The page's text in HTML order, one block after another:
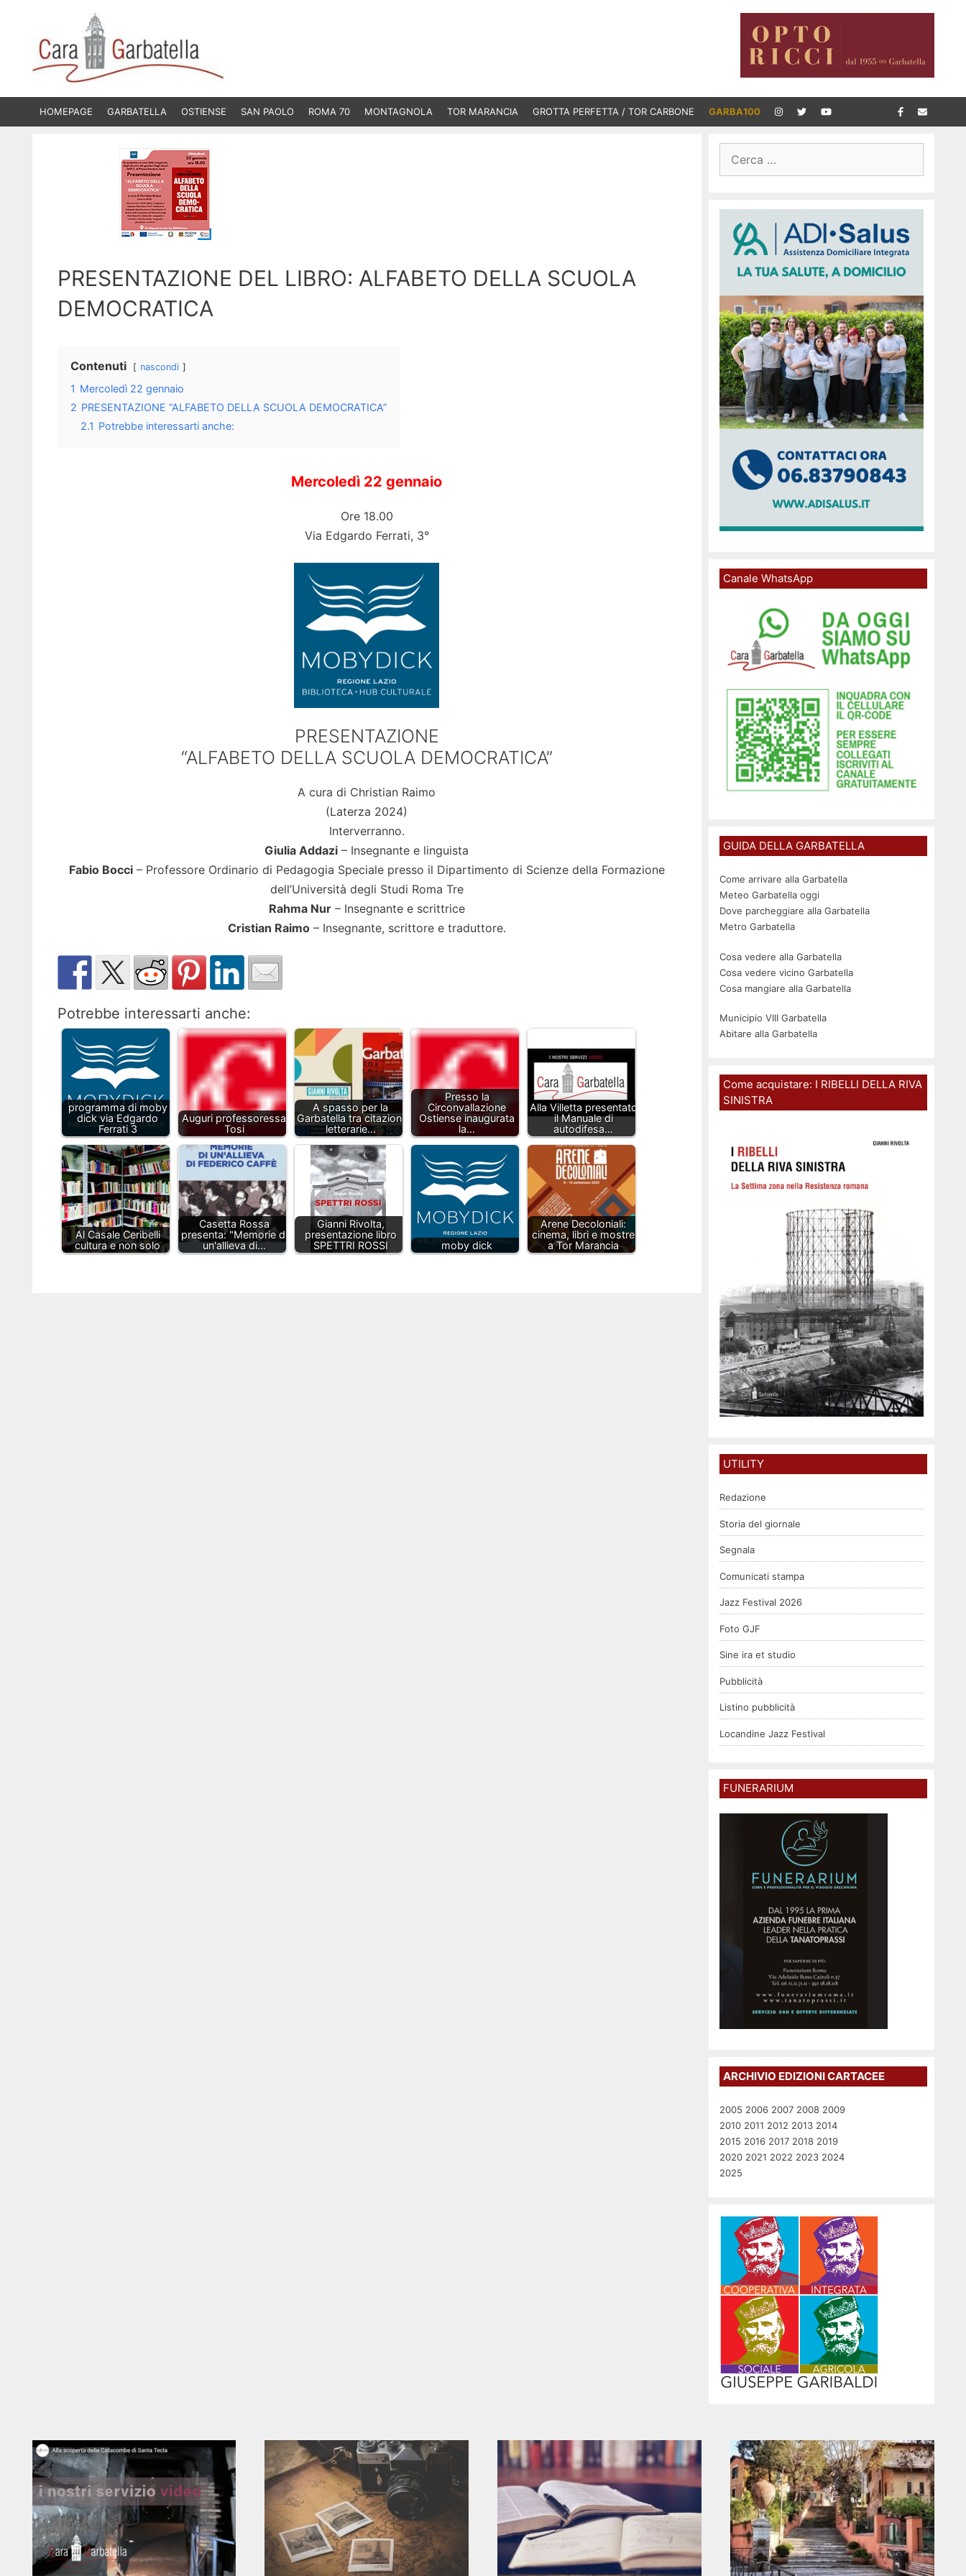
contenuto
HOMEPAGE GARBATELLA OSTIENSE SAN PAOLO ROMA 70 MONTAGNOLA TOR MARANCIA GROTTA PERFETTA / TOR CARBONE GARBA100
PRESENTAZIONE DEL LIBRO: ALFABETO DELLA SCUOLA
DEMOCRATICA
Contenuti nascondi
1 Mercoledì 22 gennaio
2 PRESENTAZIONE “ALFABETO DELLA SCUOLA DEMOCRATICA”
2.1 Potrebbe interessarti anche:
Mercoledì 22 gennaio
Ore 18.00
Via Edgardo Ferrati, 3°
PRESENTAZIONE
“ALFABETO DELLA SCUOLA DEMOCRATICA”
A cura di Christian Raimo
(Laterza 2024)
Interverranno.
Giulia Addazi – Insegnante e linguista
Fabio Bocci– Professore Ordinario di Pedagogia Speciale presso il Dipartimento di Scienze della Formazione
dell’Università degli Studi Roma Tre
Rahma Nur– Insegnante e scrittrice
Cristian Raimo– Insegnante, scrittore e traduttore.
Potrebbe interessarti anche:
programma di moby
dick via Edgardo
Ferrati 3
Auguri professoressa
Tosi
A spasso per la
Garbatella tra citazioni
letterarie…
Presso la
Circonvallazione
Ostiense inaugurata
la…
Alla Villetta presentato
il Manuale di
autodifesa…
Al Casale Ceribelli
cultura e non solo
Casetta Rossa
presenta: "Memorie di
un'allieva di…
Gianni Rivolta,
presentazione libro
SPETTRI ROSSI
moby dick
Arene Decoloniali:
cinema, libri e mostre
a Tor Marancia
per:
Canale WhatsApp
GUIDA DELLA GARBATELLA
Come arrivare alla Garbatella
Meteo Garbatella oggi
Dove parcheggiare alla Garbatella
Metro Garbatella
Cosa vedere alla Garbatella
Cosa vedere vicino Garbatella
Cosa mangiare alla Garbatella
Municipio VIII Garbatella
Abitare alla Garbatella
Come acquistare: I RIBELLI DELLA RIVA
SINISTRA
UTILITY
Redazione
Storia del giornale
Segnala
Comunicati stampa
Jazz Festival 2026
Foto GJF
Sine ira et studio
Pubblicità
Listino pubblicità
Locandine Jazz Festival
FUNERARIUM
ARCHIVIO EDIZIONI CARTACEE
2005 2006 2007 2008 2009
2010 2011 2012 2013 2014
2015 2016 2017 2018 2019
2020 2021 2022 2023 2024
2025